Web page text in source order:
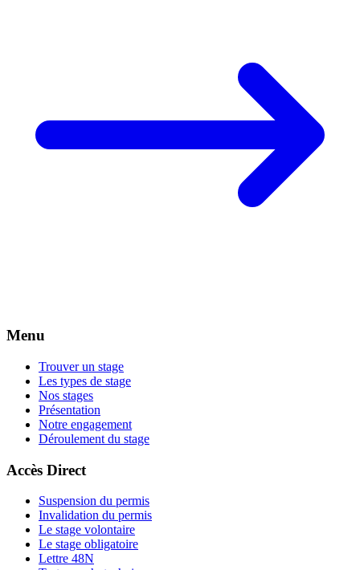
Menu
Trouver un stage
Les types de stage
Nos stages
Présentation
Notre engagement
Déroulement du stage
Accès Direct
Suspension du permis
Invalidation du permis
Le stage volontaire
Le stage obligatoire
Lettre 48N